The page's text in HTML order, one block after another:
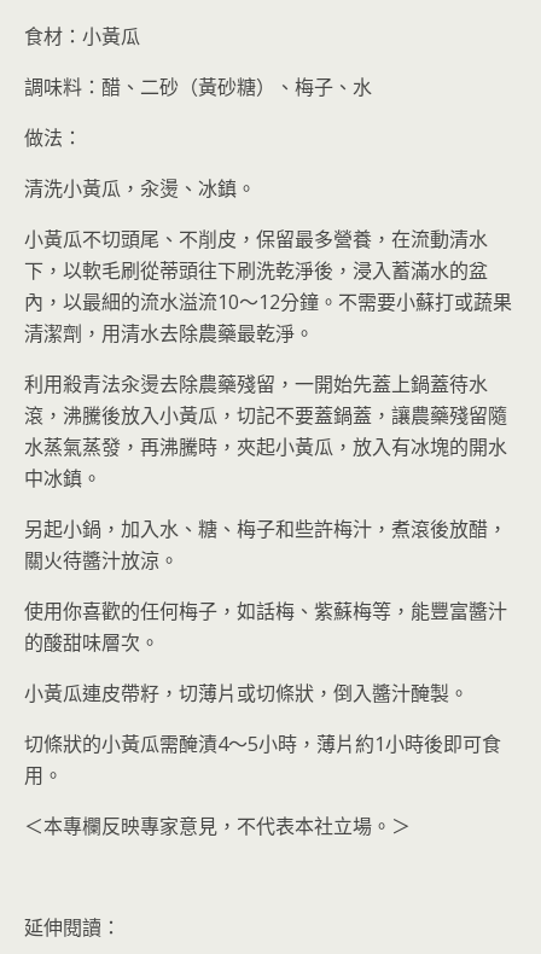
食材：小黃瓜
調味料：醋、二砂（黃砂糖）、梅子、水
做法：
清洗小黃瓜，汆燙、冰鎮。
小黃瓜不切頭尾、不削皮，保留最多營養，在流動清水
下，以軟毛刷從蒂頭往下刷洗乾淨後，浸入蓄滿水的盆
內，以最細的流水溢流10～12分鐘。不需要小蘇打或蔬果
清潔劑，用清水去除農藥最乾淨。
利用殺青法汆燙去除農藥殘留，一開始先蓋上鍋蓋待水
滾，沸騰後放入小黃瓜，切記不要蓋鍋蓋，讓農藥殘留隨
水蒸氣蒸發，再沸騰時，夾起小黃瓜，放入有冰塊的開水
中冰鎮。
另起小鍋，加入水、糖、梅子和些許梅汁，煮滾後放醋，
關火待醬汁放涼。
使用你喜歡的任何梅子，如話梅、紫蘇梅等，能豐富醬汁
的酸甜味層次。
小黃瓜連皮帶籽，切薄片或切條狀，倒入醬汁醃製。
切條狀的小黃瓜需醃漬4～5小時，薄片約1小時後即可食
用。
＜本專欄反映專家意見，不代表本社立場。＞
延伸閱讀：